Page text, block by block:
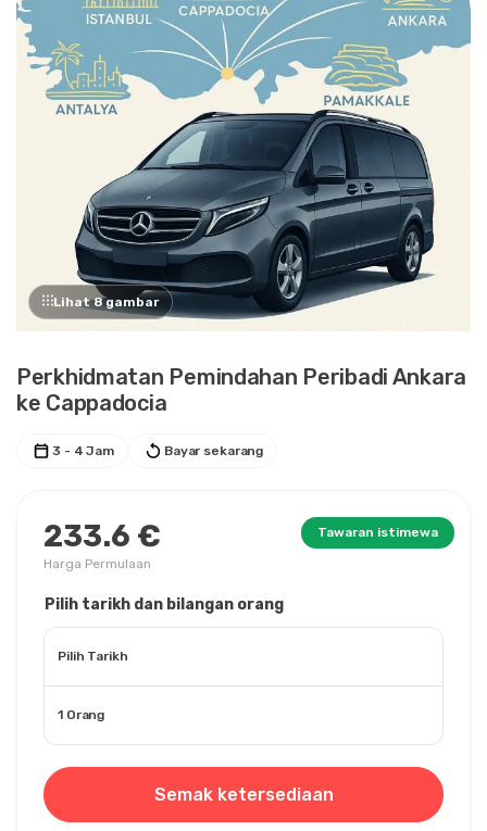
Lihat 8 gambar
Perkhidmatan Pemindahan Peribadi Ankara
ke Cappadocia
3 - 4 Jam Bayar sekarang
Tawaran istimewa
233.6 €
Harga Permulaan
Pilih tarikh dan bilangan orang
Pilih Tarikh
1 Orang
Semak ketersediaan